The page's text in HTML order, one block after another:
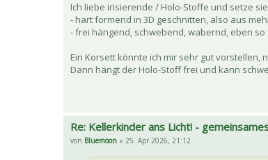
Ich liebe irisierende / Holo-Stoffe und setze
- hart formend in 3D geschnitten, also aus
- frei hängend, schwebend, wabernd, eben
Ein Korsett könnte ich mir sehr gut
Dann hängt der Holo-Stoff frei und kann
Re: Kellerkinder ans Licht! -
von Bluemoon » 25. Apr 2026, 21:12